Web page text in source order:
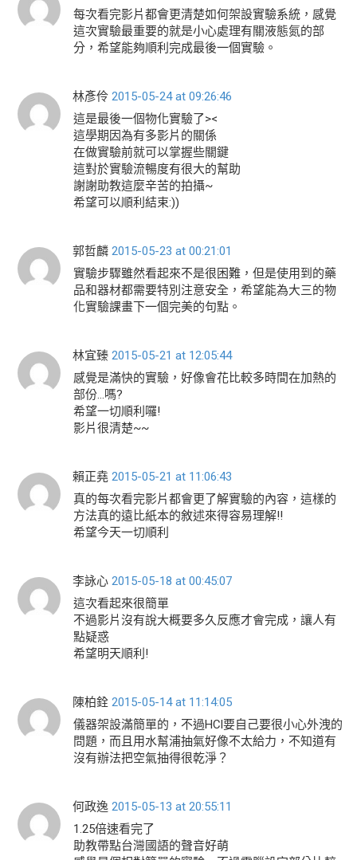
每次看完影片都會更清楚如何架設實驗系統，感覺
這次實驗最重要的就是小心處理有關液態氮的部
分，希望能夠順利完成最後一個實驗。
林彥伶 2015-05-24 at 09:26:46
這是最後一個物化實驗了><
這學期因為有多影片的關係
在做實驗前就可以掌握些關鍵
這對於實驗流暢度有很大的幫助
謝謝助教這麼辛苦的拍攝~
希望可以順利結束:))
郭哲麟 2015-05-23 at 00:21:01
實驗步驟雖然看起來不是很困難，但是使用到的藥
品和器材都需要特別注意安全，希望能為大三的物
化實驗課畫下一個完美的句點。
林宜臻 2015-05-21 at 12:05:44
感覺是滿快的實驗，好像會花比較多時間在加熱的
部份…嗎?
希望一切順利囉!
影片很清楚~~
賴正堯 2015-05-21 at 11:06:43
真的每次看完影片都會更了解實驗的內容，這樣的
方法真的遠比紙本的敘述來得容易理解!!
希望今天一切順利
李詠心 2015-05-18 at 00:45:07
這次看起來很簡單
不過影片沒有說大概要多久反應才會完成，讓人有
點疑惑
希望明天順利!
陳柏銓 2015-05-14 at 11:14:05
儀器架設滿簡單的，不過HCl要自己要很小心外洩的
問題，而且用水幫浦抽氣好像不太給力，不知道有
沒有辦法把空氣抽得很乾淨？
何政逸 2015-05-13 at 20:55:11
1.25倍速看完了
助教帶點台灣國語的聲音好萌